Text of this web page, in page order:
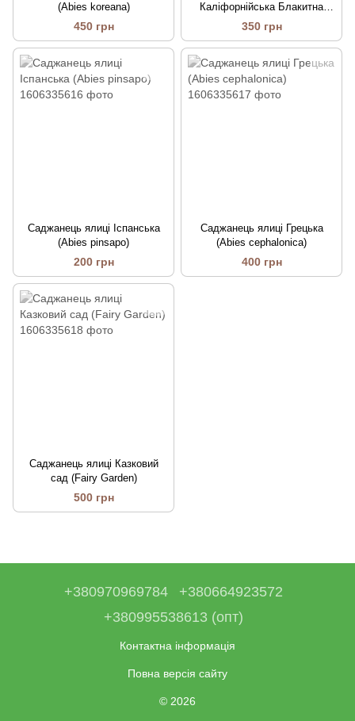
(Abies koreana)
450 грн
Каліфорнійська Блакитна
(Abies concolor glauca)
350 грн
Саджанець ялиці Іспанська
(Abies pinsapo)
200 грн
Саджанець ялиці Грецька
(Abies cephalonica)
400 грн
Саджанець ялиці Казковий
сад (Fairy Garden)
500 грн
+380970969784
+380664923572
+380995538613 (опт)
Контактна інформація
Повна версія сайту
© 2026